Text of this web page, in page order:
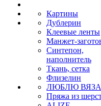
Картины
Дублерин
Клеевые ленты
Манжет-
Синтепон,
наполнитель
Ткань, сетка
Флизелин
ЛЮБЛЮ
Пряжа из